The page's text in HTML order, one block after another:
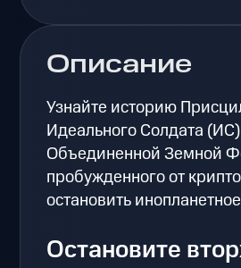
Описание
Узнайте историю
Идеального Солдата (ИС)
Объединенной Земной
пробужденного от
остановить
Остановите